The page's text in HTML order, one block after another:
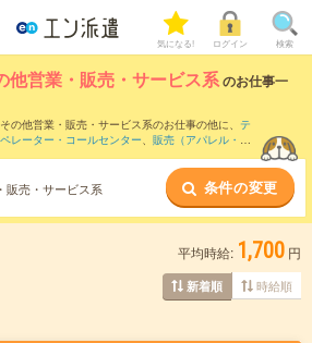
気になる! ログイン 検索
他営業・販売・サービス系のお仕事一
の他営業・販売・サービス系のお仕事の他に、 テ
レーター・コールセンター、 販売（アパレル・フ
などのこだわり条件で絞り込ん
販売・サービス系 条件の変更
平均時給: 1,700 円
新着順 時給順